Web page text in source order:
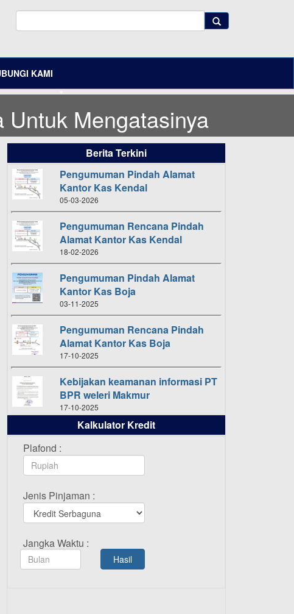
KAMI
Mengatasinya
Berita Terkini
Pengumuman Pindah Alamat
Kantor Kas Kendal
05-03-2026
Pengumuman Rencana Pindah
Alamat Kantor Kas Kendal
18-02-2026
Pengumuman Pindah Alamat
Kantor Kas Boja
03-11-2025
Pengumuman Rencana Pindah
Alamat Kantor Kas Boja
17-10-2025
Kebijakan keamanan informasi PT
BPR weleri Makmur
17-10-2025
Daftar Pemenang Undian
TAMASHA Bulan Oktober 2025
16-10-2025
TAMASHA Bulan September 2025
20-09-2025
Daftar Pemenang Undian
TAMASHA Bulan Agustus 2025
Kalkulator Kredit
Plafond :
Jenis Pinjaman :
Jangka Waktu :
Hasil